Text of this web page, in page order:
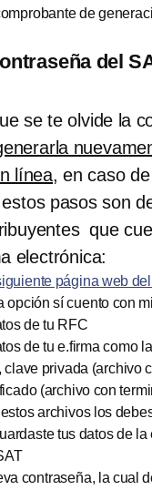
de
del
se te olvide la
línea, en caso
pasos son
que
electrónica:
página web
opción sí cuento con
de tu RFC
de tu e.firma como
clave privada (archivo
(archivo con
archivos los
tus datos de la
contraseña, la cual